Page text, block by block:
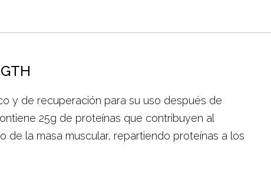
y de recuperación para su uso después de
25g de proteínas que contribuyen al
de la masa muscular, repartiendo proteínas a los